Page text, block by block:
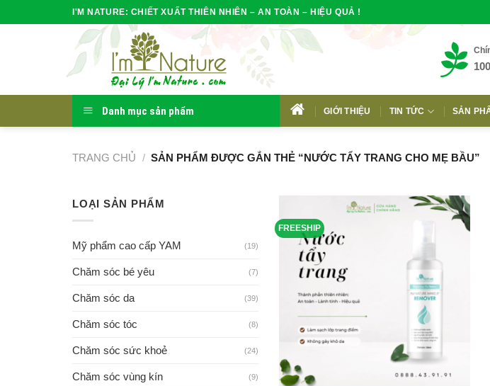
to
I'M NATURE: CHIẾT XUẤT THIÊN NHIÊN – AN TOÀN – HIỆU QUẢ !
Danh mục sản phẩm
HOME
GIỚI THIỆU TIN TỨC SẢN
TRANG CHỦ / SẢN PHẨM ĐƯỢC GẮN THẺ “NƯỚC TẨY TRANG CHO MẸ BẦU”
LOẠI SẢN PHẨM
Mỹ phẩm cao cấp YAM (19)
Chăm sóc bé yêu (7)
Chăm sóc da (39)
Chăm sóc tóc (8)
Chăm sóc sức khoẻ (24)
Chăm sóc vùng kín (9)
FREESHIP